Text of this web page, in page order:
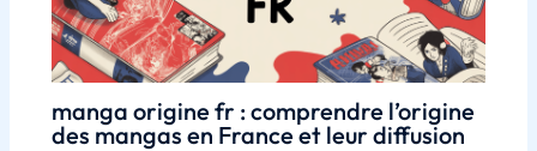
manga origine fr : comprendre l’origine
des mangas en France et leur diffusion